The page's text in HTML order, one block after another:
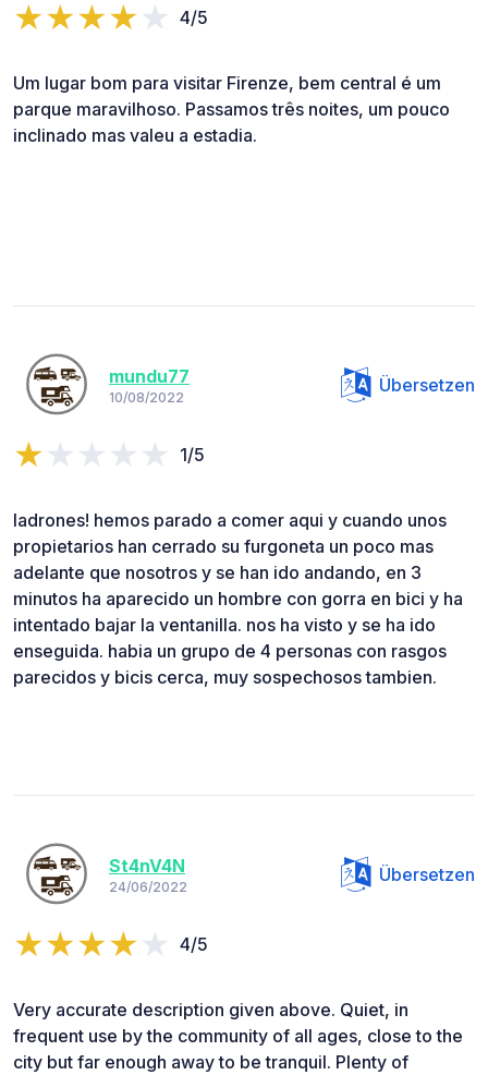
4/5
Um lugar bom para visitar Firenze, bem central é um
parque maravilhoso. Passamos três noites, um pouco
inclinado mas valeu a estadia.
mundu77
10/08/2022
Übersetzen
1/5
ladrones! hemos parado a comer aqui y cuando unos
propietarios han cerrado su furgoneta un poco mas
adelante que nosotros y se han ido andando, en 3
minutos ha aparecido un hombre con gorra en bici y ha
intentado bajar la ventanilla. nos ha visto y se ha ido
enseguida. habia un grupo de 4 personas con rasgos
parecidos y bicis cerca, muy sospechosos tambien.
St4nV4N
24/06/2022
Übersetzen
4/5
Very accurate description given above. Quiet, in
frequent use by the community of all ages, close to the
city but far enough away to be tranquil. Plenty of